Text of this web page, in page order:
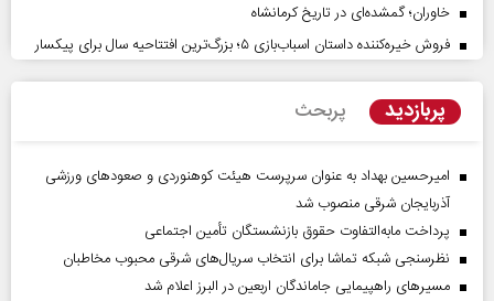
خاوران؛ گمشده‌ای در تاریخ کرمانشاه
فروش خیره‌کننده داستان اسباب‌بازی ۵؛ بزرگ‌ترین افتتاحیه سال برای پیکسار
پربازدید پربحث
امیرحسین بهداد به عنوان سرپرست هیئت کوهنوردی و صعودهای ورزشی
آذربایجان شرقی منصوب شد
پرداخت مابه‌التفاوت حقوق بازنشستگان تأمین اجتماعی
نظرسنجی شبکه تماشا برای انتخاب سریال‌های شرقی محبوب مخاطبان
مسیر‌های راهپیمایی جاماندگان اربعین در البرز اعلام شد